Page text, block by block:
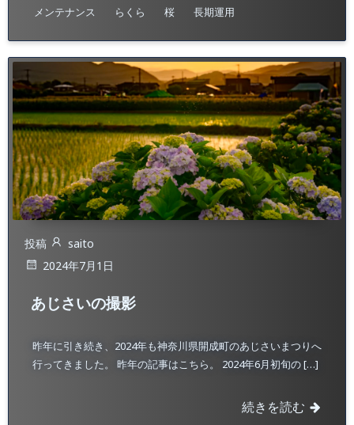
メンテナンス らくら 桜 長期運用
投稿
saito
2024年7月1日
あじさいの撮影
昨年に引き続き、2024年も神奈川県開成町のあじさいまつりへ
行ってきました。 昨年の記事はこちら。 2024年6月初旬の […]
続きを読む